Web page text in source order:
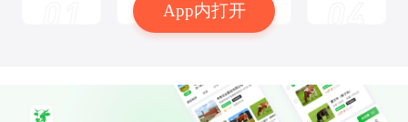
App内打开